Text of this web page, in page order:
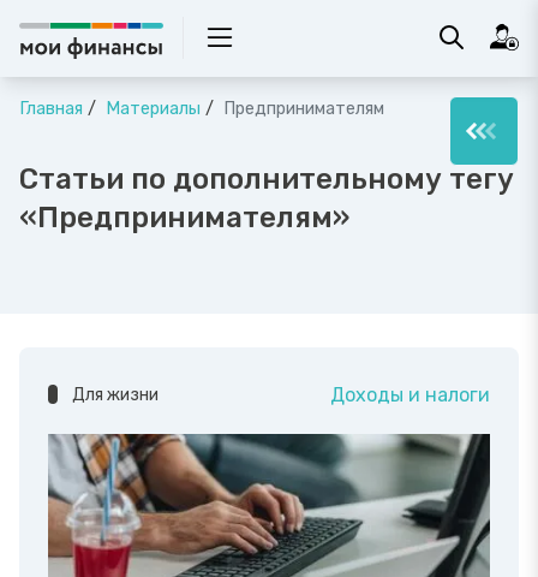
Главная Материалы Предпринимателям
Статьи по дополнительному тегу
«Предпринимателям»
Для жизни Доходы и налоги